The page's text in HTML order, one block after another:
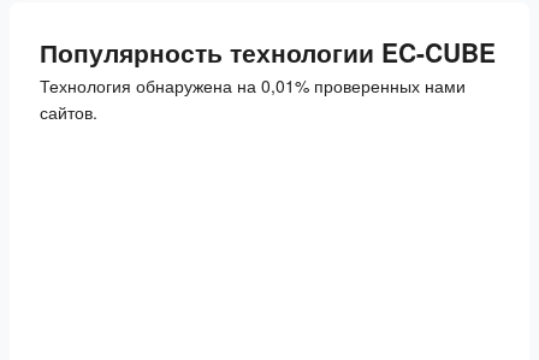
Популярность технологии EC-CUBE
Технология обнаружена на 0,01% проверенных нами
сайтов.